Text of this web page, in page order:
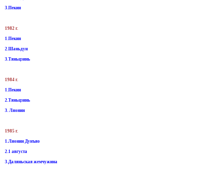
3.Пекин
1982 г.
1.Пекин
2.Шаньдун
3.Тяньцзинь
1984 г.
1.Пекин
2.Тяньцзинь
3. Ляонин
1985 г.
1.Ляонин Дунъяо
2.1 августа
3.Даляньская жемчужина